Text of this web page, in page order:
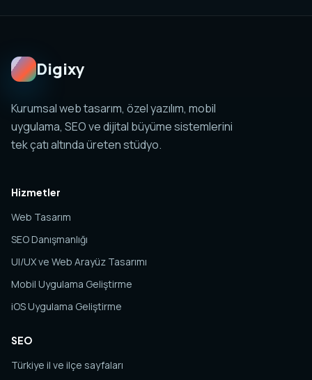
Digixy
Kurumsal web tasarım, özel yazılım, mobil
uygulama, SEO ve dijital büyüme sistemlerini
tek çatı altında üreten stüdyo.
Hizmetler
Web Tasarım
SEO Danışmanlığı
UI/UX ve Web Arayüz Tasarımı
Mobil Uygulama Geliştirme
iOS Uygulama Geliştirme
SEO
Türkiye il ve ilçe sayfaları